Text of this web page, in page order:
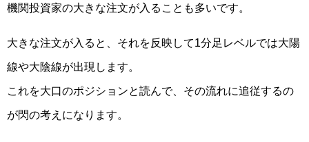
機関投資家の大きな注文が入ることも多いです。
大きな注文が入ると、それを反映して1分足レベルでは大陽
線や大陰線が出現します。
これを大口のポジションと読んで、その流れに追従するの
が閃の考えになります。